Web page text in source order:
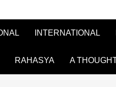
INTERNATIONAL
RAHASYA A